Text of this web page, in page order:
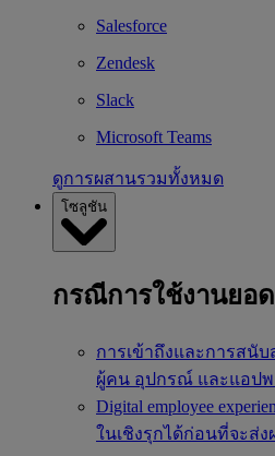
Salesforce
Zendesk
Slack
Microsoft Teams
ดูการผสานรวมทั้งหมด
โซลูชัน
กรณีการใช้งานยอ
การเข้าถึงและการสนั
ผู้คน อุปกรณ์ และแอปพ
Digital employee
ในเชิงรุกได้ก่อนที่จะส่